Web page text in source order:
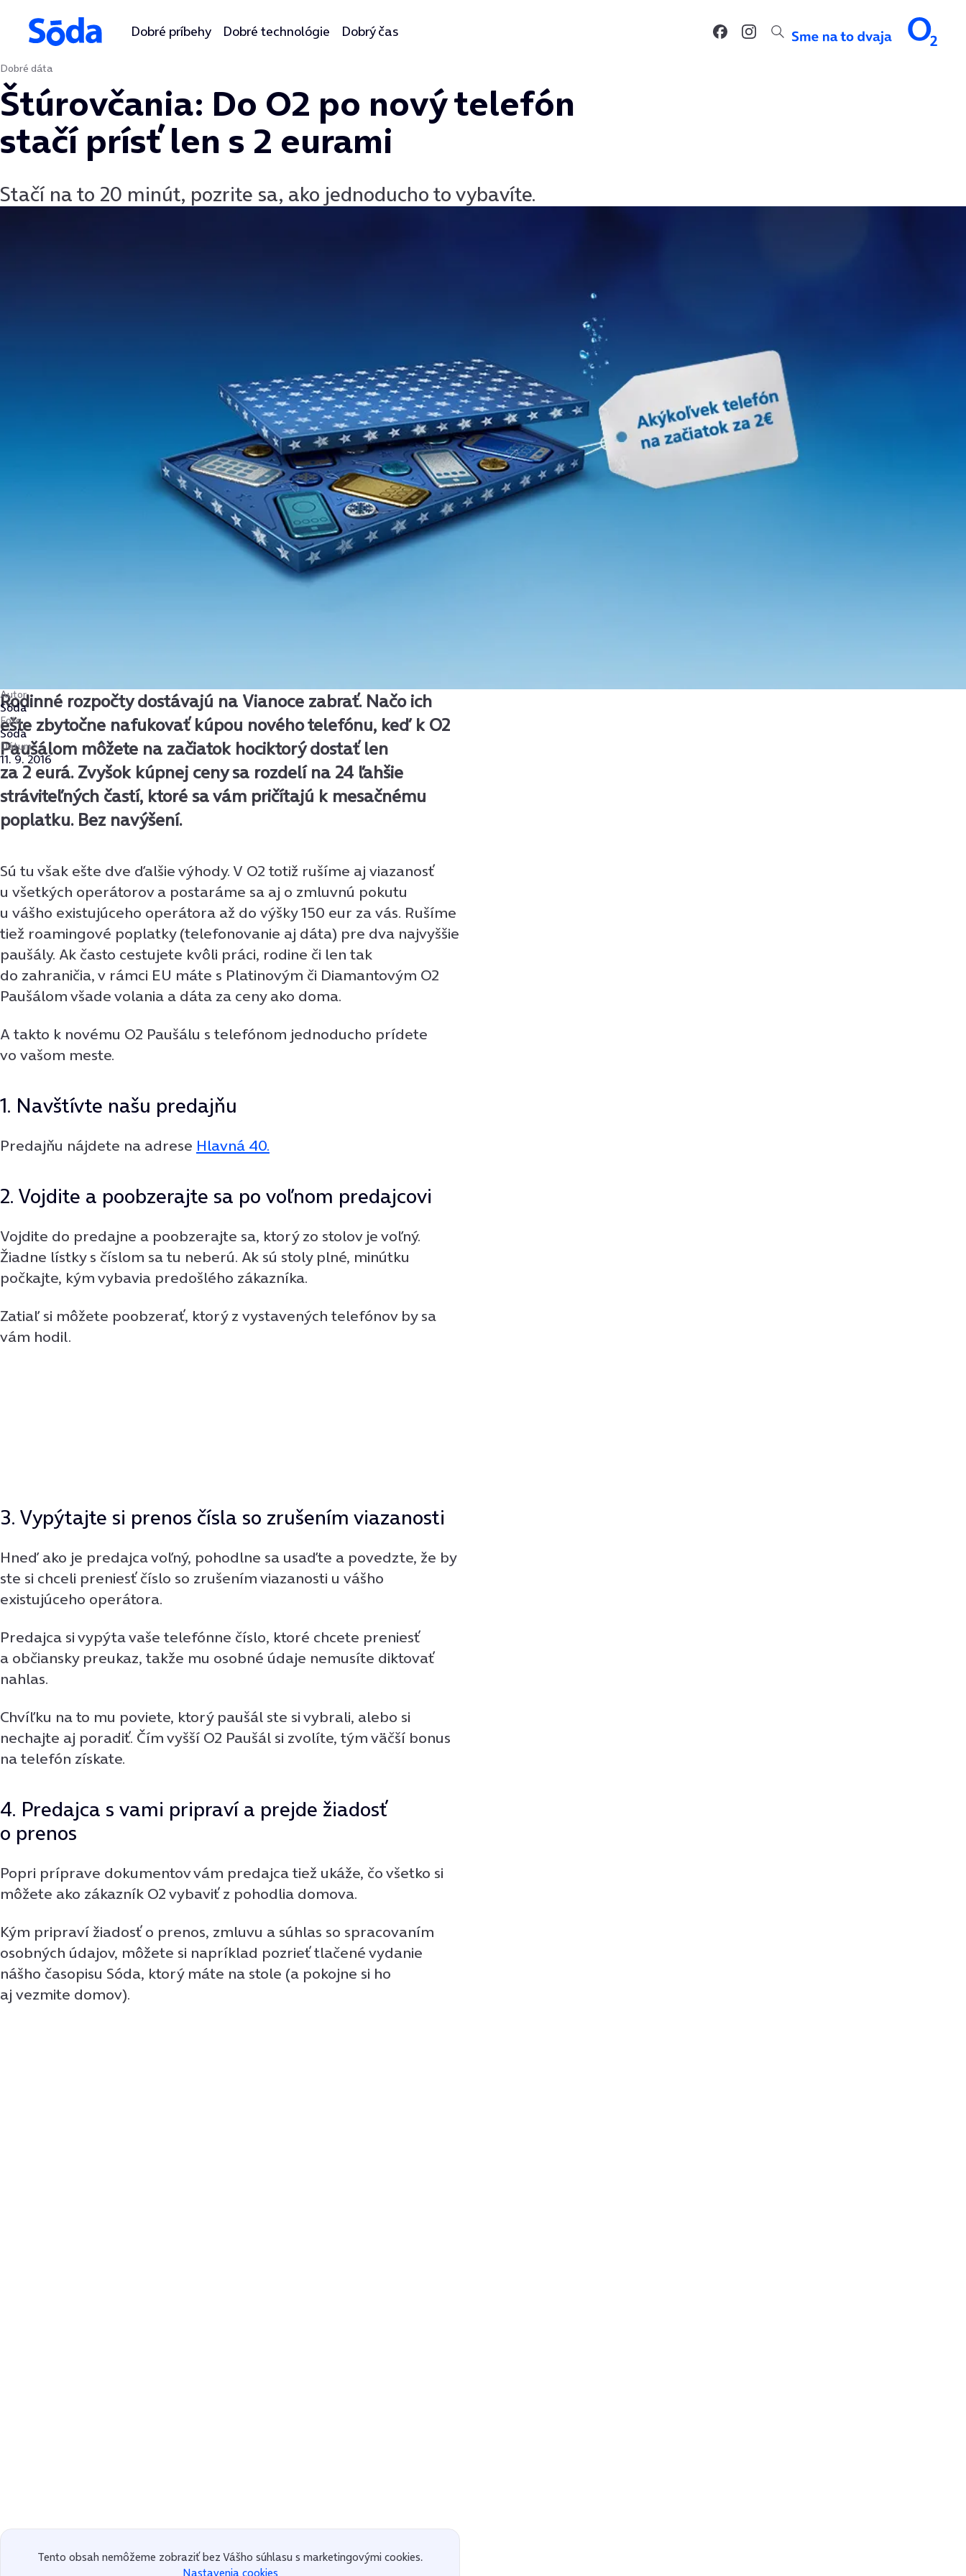
Preskočiť na obsah
Dobré príbehy Dobré technológie Dobrý čas
Dobré dáta
Štúrovčania: Do O2 po nový telefón
stačí prísť len s 2 eurami
Stačí na to 20 minút, pozrite sa, ako jednoducho to vybavíte.
Autor
Sóda
Foto
Sóda
Dátum
11. 9. 2016
Rodinné rozpočty dostávajú na Vianoce zabrať. Načo ich
ešte zbytočne nafukovať kúpou nového telefónu, keď k O2
Paušálom môžete na začiatok hociktorý dostať len
za 2 eurá. Zvyšok kúpnej ceny sa rozdelí na 24 ľahšie
stráviteľných častí, ktoré sa vám pričítajú k mesačnému
poplatku. Bez navýšení.
Sú tu však ešte dve ďalšie výhody. V O2 totiž rušíme aj viazanosť
u všetkých operátorov a postaráme sa aj o zmluvnú pokutu
u vášho existujúceho operátora až do výšky 150 eur za vás. Rušíme
tiež roamingové poplatky (telefonovanie aj dáta) pre dva najvyššie
paušály. Ak často cestujete kvôli práci, rodine či len tak
do zahraničia, v rámci EU máte s Platinovým či Diamantovým O2
Paušálom všade volania a dáta za ceny ako doma.
A takto k novému O2 Paušálu s telefónom jednoducho prídete
vo vašom meste.
1. Navštívte našu predajňu
Predajňu nájdete na adrese Hlavná 40.
2. Vojdite a poobzerajte sa po voľnom predajcovi
Vojdite do predajne a poobzerajte sa, ktorý zo stolov je voľný.
Žiadne lístky s číslom sa tu neberú. Ak sú stoly plné, minútku
počkajte, kým vybavia predošlého zákazníka.
Zatiaľ si môžete poobzerať, ktorý z vystavených telefónov by sa
vám hodil.
3. Vypýtajte si prenos čísla so zrušením viazanosti
Hneď ako je predajca voľný, pohodlne sa usaďte a povedzte, že by
ste si chceli preniesť číslo so zrušením viazanosti u vášho
existujúceho operátora.
Predajca si vypýta vaše telefónne číslo, ktoré chcete preniesť
a občiansky preukaz, takže mu osobné údaje nemusíte diktovať
nahlas.
Chvíľku na to mu poviete, ktorý paušál ste si vybrali, alebo si
nechajte aj poradiť. Čím vyšší O2 Paušál si zvolíte, tým väčší bonus
na telefón získate.
4. Predajca s vami pripraví a prejde žiadosť
o prenos
Popri príprave dokumentov vám predajca tiež ukáže, čo všetko si
môžete ako zákazník O2 vybaviť z pohodlia domova.
Kým pripraví žiadosť o prenos, zmluvu a súhlas so spracovaním
osobných údajov, môžete si napríklad pozrieť tlačené vydanie
nášho časopisu Sóda, ktorý máte na stole (a pokojne si ho
aj vezmite domov).
Tento obsah nemôžeme zobraziť bez Vášho súhlasu s marketingovými cookies.
Nastavenia cookies